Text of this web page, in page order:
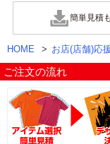
簡単見積
HOME > お店(店舗)応
ご注文の流れ